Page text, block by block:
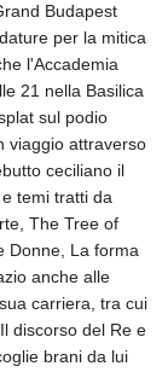
Budapest
per la mitica
l'Accademia
21 nella Basilica
sul podio
viaggio attraverso
ceciliano il
temi tratti da
The Tree of
Donne, La forma
anche alle
carriera, tra cui
discorso del Re e
brani da lui